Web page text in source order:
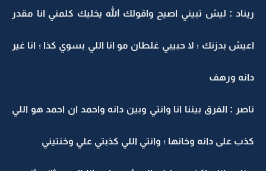
ريناد : ليش تبيني اصيح واقولك الله يخليك كلمني انا مقدر
اعيش بدزنك ؛ لا حبيبي غلطان مو انا اللي بسوي كذا ؛ انا غير
دانه ورهف
ناصر : الفرق بيننا انا وانتي وبين دانه واحمد ان احمد هو اللي
كذب على دانه وخانها ؛ وانتي اللي كذبتي علي وخنتيني